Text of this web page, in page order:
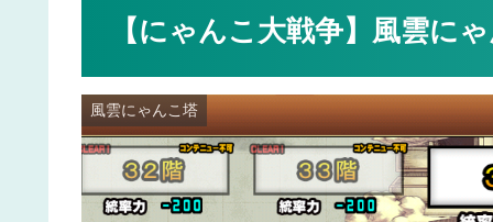
【にゃんこ大戦争】風雲に
風雲にゃんこ塔